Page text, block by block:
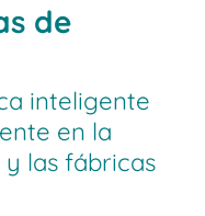
de
inteligente
en la
las fábricas